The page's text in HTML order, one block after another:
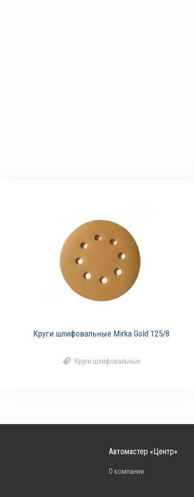
Круги шлифовальные Mirka Gold 125/8
Круги шлифовальные
Автомастер «Центр»
О компании